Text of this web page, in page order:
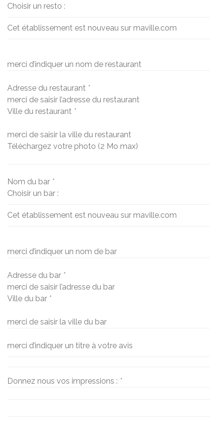
Choisir un resto :
Cet établissement est nouveau sur maville.com
merci d’indiquer un nom de restaurant
Adresse du restaurant *
merci de saisir l’adresse du restaurant
Ville du restaurant *
merci de saisir la ville du restaurant
Téléchargez votre photo (2 Mo max)
Nom du bar *
Choisir un bar :
Cet établissement est nouveau sur maville.com
merci d’indiquer un nom de bar
Adresse du bar *
merci de saisir l’adresse du bar
Ville du bar *
merci de saisir la ville du bar
merci d’indiquer un titre à votre avis
Donnez nous vos impressions : *